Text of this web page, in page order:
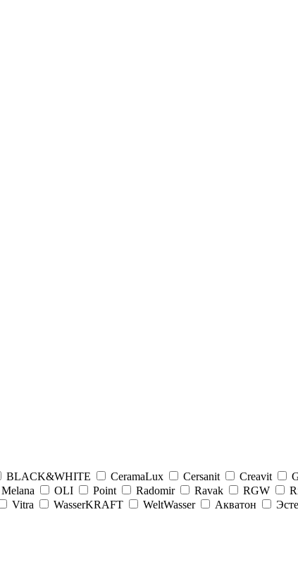
BLACK&WHITE CeramaLux Cersanit Creavit
Melana OLI Point Radomir Ravak RGW
Vitra WasserKRAFT WeltWasser Акватон